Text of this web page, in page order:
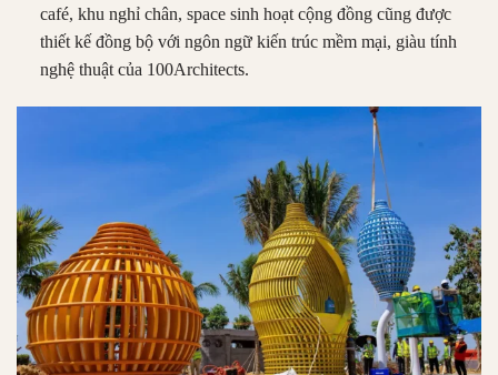
café, khu nghỉ chân, space sinh hoạt cộng đồng cũng được
thiết kế đồng bộ với ngôn ngữ kiến trúc mềm mại, giàu tính
nghệ thuật của 100Architects.